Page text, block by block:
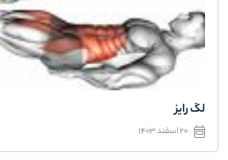
لگ رایز
20 اسفند 1403